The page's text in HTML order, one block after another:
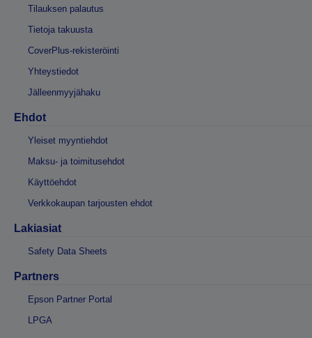
Tilauksen palautus
Tietoja takuusta
CoverPlus-rekisteröinti
Yhteystiedot
Jälleenmyyjähaku
Ehdot
Yleiset myyntiehdot
Maksu- ja toimitusehdot
Käyttöehdot
Verkkokaupan tarjousten ehdot
Lakiasiat
Safety Data Sheets
Partners
Epson Partner Portal
LPGA